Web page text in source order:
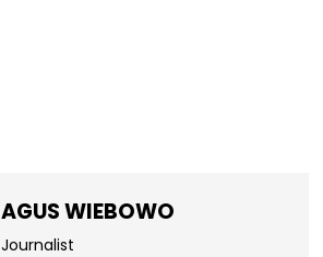
AGUS WIEBOWO
Journalist